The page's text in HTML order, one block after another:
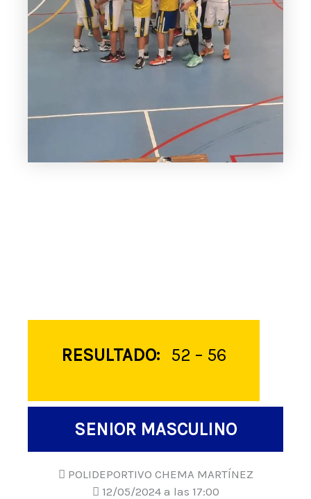
RESULTADO: 52 – 56
SENIOR MASCULINO
POLIDEPORTIVO CHEMA MARTÍNEZ
12/05/2024 a las 17:00